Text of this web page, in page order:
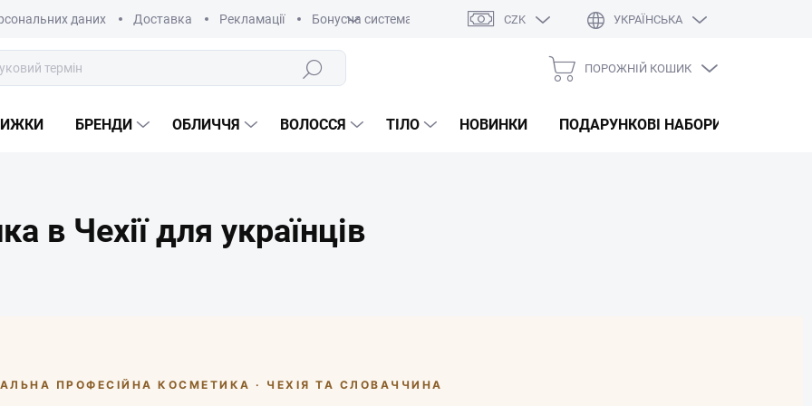
даних Доставка Рекламації Бонусна система Оцінка магазину
CZK УКРАЇНСЬКА
Пошук
ДЛЯ
ПОРОЖНІЙ КОШИК
БРЕНДИ ОБЛИЧЧЯ ВОЛОССЯ ТІЛО НОВИНКИ ПОДАРУНКОВІ НАБОРИ
в Чехії для українців
ПРОФЕСІЙНА КОСМЕТИКА · ЧЕХІЯ ТА СЛОВАЧЧИНА